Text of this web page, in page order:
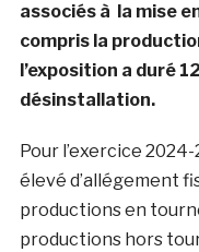
associés à la mise
compris la
l’exposition a duré
désinstallation.
Pour l’exercice
élevé d’allégement
productions en
productions hors